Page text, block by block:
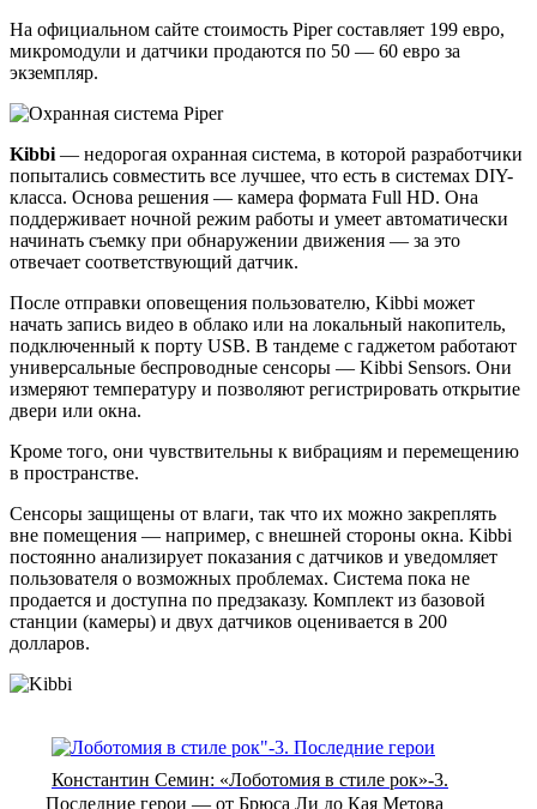
На официальном сайте стоимость Piper составляет 199 евро,
микромодули и датчики продаются по 50 — 60 евро за
экземпляр.
Kibbi — недорогая охранная система, в которой разработчики
попытались совместить все лучшее, что есть в системах DIY-
класса. Основа решения — камера формата Full HD. Она
поддерживает ночной режим работы и умеет автоматически
начинать съемку при обнаружении движения — за это
отвечает соответствующий датчик.
После отправки оповещения пользователю, Kibbi может
начать запись видео в облако или на локальный накопитель,
подключенный к порту USB. В тандеме с гаджетом работают
универсальные беспроводные сенсоры — Kibbi Sensors. Они
измеряют температуру и позволяют регистрировать открытие
двери или окна.
Кроме того, они чувствительны к вибрациям и перемещению
в пространстве.
Сенсоры защищены от влаги, так что их можно закреплять
вне помещения — например, с внешней стороны окна. Kibbi
постоянно анализирует показания с датчиков и уведомляет
пользователя о возможных проблемах. Система пока не
продается и доступна по предзаказу. Комплект из базовой
станции (камеры) и двух датчиков оценивается в 200
долларов.
Константин Семин: «Лоботомия в стиле рок»-3.
Последние герои — от Брюса Ли до Кая Метова